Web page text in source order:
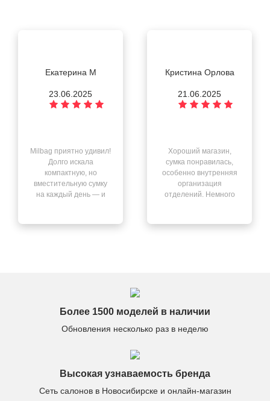
Екатерина М
23.06.2025
Milbag приятно удивил!
Долго искала
компактную, но
вместительную сумку
на каждый день — и
Кристина Орлова
21.06.2025
Хороший магазин,
сумка понравилась,
особенно внутренняя
организация
отделений. Немного
Более 1500 моделей в наличии
Обновления несколько раз в неделю
Высокая узнаваемость бренда
Сеть салонов в Новосибирске и онлайн-магазин